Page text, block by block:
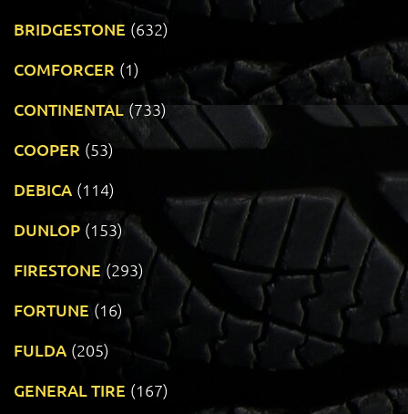
BRIDGESTONE (632)
COMFORCER (1)
CONTINENTAL (733)
COOPER (53)
DEBICA (114)
DUNLOP (153)
FIRESTONE (293)
FORTUNE (16)
FULDA (205)
GENERAL TIRE (167)